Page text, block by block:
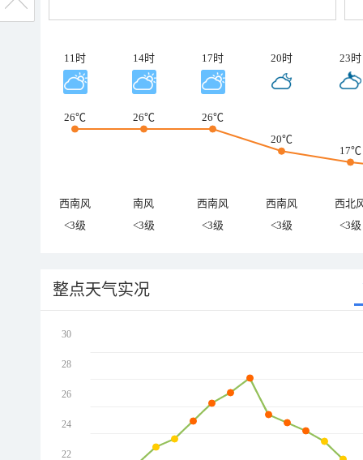
11时 14时 17时 20时 23时
26℃ 26℃
26℃
20℃
17℃
西南风 南风 西南风 西南风
西北
<3级
<3级 <3级 <3级 <3级
整点天气实况
30
28
26
24
22